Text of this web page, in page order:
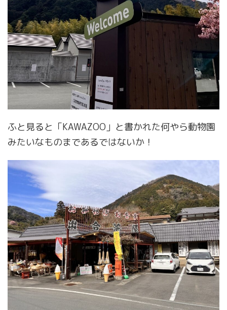
ふと見ると「KAWAZOO」と書かれた何やら動物園
みたいなものまであるではないか！